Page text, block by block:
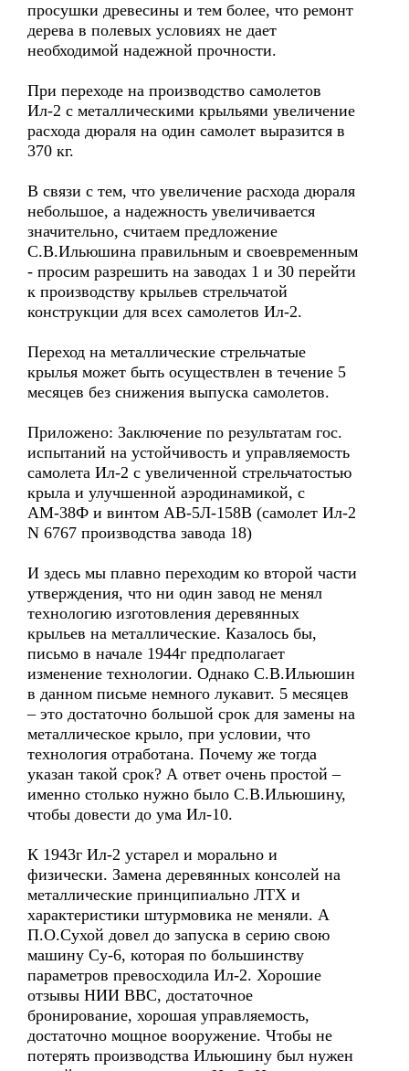
просушки древесины и тем более, что ремонт
дерева в полевых условиях не дает
необходимой надежной прочности.
При переходе на производство самолетов
Ил-2 с металлическими крыльями увеличение
расхода дюраля на один самолет выразится в
370 кг.
В связи с тем, что увеличение расхода дюраля
небольшое, а надежность увеличивается
значительно, считаем предложение
С.В.Ильюшина правильным и своевременным
- просим разрешить на заводах 1 и 30 перейти
к производству крыльев стрельчатой
конструкции для всех самолетов Ил-2.
Переход на металлические стрельчатые
крылья может быть осуществлен в течение 5
месяцев без снижения выпуска самолетов.
Приложено: Заключение по результатам гос.
испытаний на устойчивость и управляемость
самолета Ил-2 с увеличенной стрельчатостью
крыла и улучшенной аэродинамикой, с
АМ-38Ф и винтом АВ-5Л-158В (самолет Ил-2
N 6767 производства завода 18)
И здесь мы плавно переходим ко второй части
утверждения, что ни один завод не менял
технологию изготовления деревянных
крыльев на металлические. Казалось бы,
письмо в начале 1944г предполагает
изменение технологии. Однако С.В.Ильюшин
в данном письме немного лукавит. 5 месяцев
– это достаточно большой срок для замены на
металлическое крыло, при условии, что
технология отработана. Почему же тогда
указан такой срок? А ответ очень простой –
именно столько нужно было С.В.Ильюшину,
чтобы довести до ума Ил-10.
К 1943г Ил-2 устарел и морально и
физически. Замена деревянных консолей на
металлические принципиально ЛТХ и
характеристики штурмовика не меняли. А
П.О.Сухой довел до запуска в серию свою
машину Су-6, которая по большинству
параметров превосходила Ил-2. Хорошие
отзывы НИИ ВВС, достаточное
бронирование, хорошая управляемость,
достаточно мощное вооружение. Чтобы не
потерять производства Ильюшину был нужен